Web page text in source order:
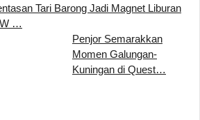
Tari Barong Jadi Magnet Liburan
…
Penjor Semarakkan
Momen Galungan-
Kuningan di Quest…